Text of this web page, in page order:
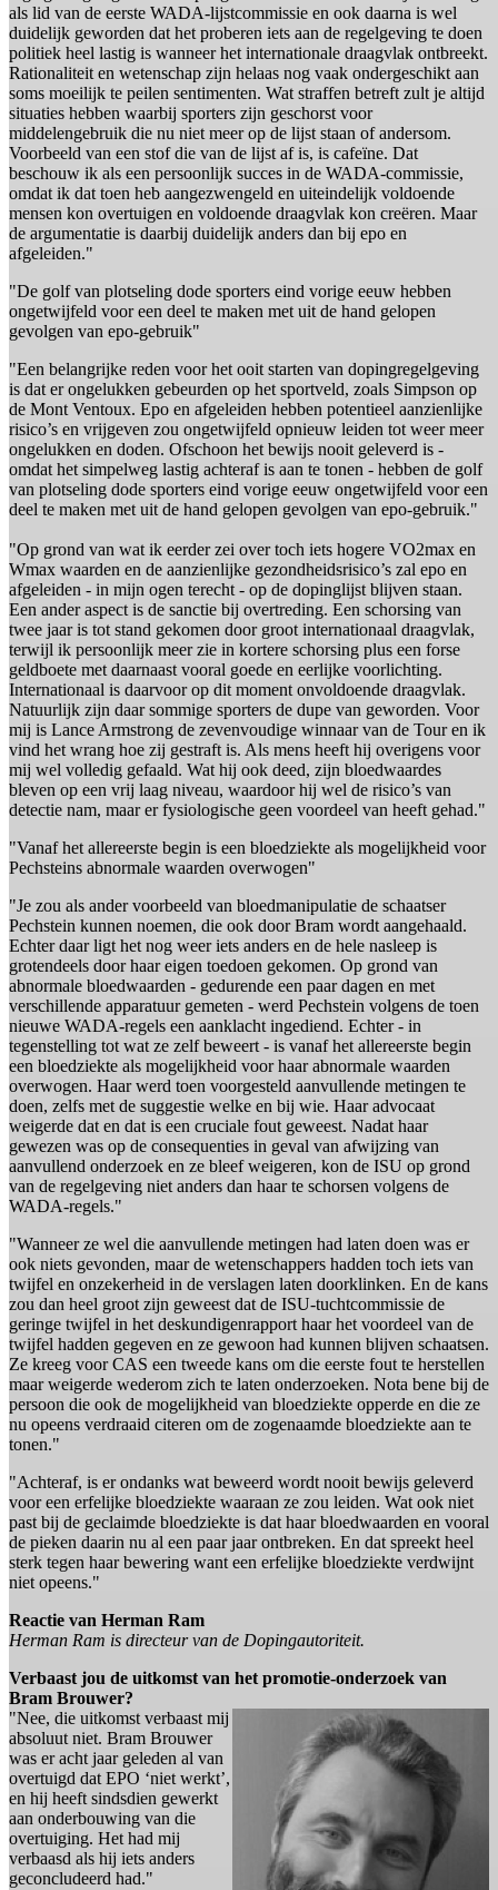
als lid van de eerste WADA-lijstcommissie en ook daarna is wel
duidelijk geworden dat het proberen iets aan de regelgeving te doen
politiek heel lastig is wanneer het internationale draagvlak ontbreekt.
Rationaliteit en wetenschap zijn helaas nog vaak ondergeschikt aan
soms moeilijk te peilen sentimenten. Wat straffen betreft zult je altijd
situaties hebben waarbij sporters zijn geschorst voor
middelengebruik die nu niet meer op de lijst staan of andersom.
Voorbeeld van een stof die van de lijst af is, is cafeïne. Dat
beschouw ik als een persoonlijk succes in de WADA-commissie,
omdat ik dat toen heb aangezwengeld en uiteindelijk voldoende
mensen kon overtuigen en voldoende draagvlak kon creëren. Maar
de argumentatie is daarbij duidelijk anders dan bij epo en
afgeleiden."
"De golf van plotseling dode sporters eind vorige eeuw hebben
ongetwijfeld voor een deel te maken met uit de hand gelopen
gevolgen van epo-gebruik"
"Een belangrijke reden voor het ooit starten van dopingregelgeving
is dat er ongelukken gebeurden op het sportveld, zoals Simpson op
de Mont Ventoux. Epo en afgeleiden hebben potentieel aanzienlijke
risico’s en vrijgeven zou ongetwijfeld opnieuw leiden tot weer meer
ongelukken en doden. Ofschoon het bewijs nooit geleverd is -
omdat het simpelweg lastig achteraf is aan te tonen - hebben de golf
van plotseling dode sporters eind vorige eeuw ongetwijfeld voor een
deel te maken met uit de hand gelopen gevolgen van epo-gebruik."
"Op grond van wat ik eerder zei over toch iets hogere VO2max en
Wmax waarden en de aanzienlijke gezondheidsrisico’s zal epo en
afgeleiden - in mijn ogen terecht - op de dopinglijst blijven staan.
Een ander aspect is de sanctie bij overtreding. Een schorsing van
twee jaar is tot stand gekomen door groot internationaal draagvlak,
terwijl ik persoonlijk meer zie in kortere schorsing plus een forse
geldboete met daarnaast vooral goede en eerlijke voorlichting.
Internationaal is daarvoor op dit moment onvoldoende draagvlak.
Natuurlijk zijn daar sommige sporters de dupe van geworden. Voor
mij is Lance Armstrong de zevenvoudige winnaar van de Tour en ik
vind het wrang hoe zij gestraft is. Als mens heeft hij overigens voor
mij wel volledig gefaald. Wat hij ook deed, zijn bloedwaardes
bleven op een vrij laag niveau, waardoor hij wel de risico’s van
detectie nam, maar er fysiologische geen voordeel van heeft gehad."
"Vanaf het allereerste begin is een bloedziekte als mogelijkheid voor
Pechsteins abnormale waarden overwogen"
"Je zou als ander voorbeeld van bloedmanipulatie de schaatser
Pechstein kunnen noemen, die ook door Bram wordt aangehaald.
Echter daar ligt het nog weer iets anders en de hele nasleep is
grotendeels door haar eigen toedoen gekomen. Op grond van
abnormale bloedwaarden - gedurende een paar dagen en met
verschillende apparatuur gemeten - werd Pechstein volgens de toen
nieuwe WADA-regels een aanklacht ingediend. Echter - in
tegenstelling tot wat ze zelf beweert - is vanaf het allereerste begin
een bloedziekte als mogelijkheid voor haar abnormale waarden
overwogen. Haar werd toen voorgesteld aanvullende metingen te
doen, zelfs met de suggestie welke en bij wie. Haar advocaat
weigerde dat en dat is een cruciale fout geweest. Nadat haar
gewezen was op de consequenties in geval van afwijzing van
aanvullend onderzoek en ze bleef weigeren, kon de ISU op grond
van de regelgeving niet anders dan haar te schorsen volgens de
WADA-regels."
"Wanneer ze wel die aanvullende metingen had laten doen was er
ook niets gevonden, maar de wetenschappers hadden toch iets van
twijfel en onzekerheid in de verslagen laten doorklinken. En de kans
zou dan heel groot zijn geweest dat de ISU-tuchtcommissie de
geringe twijfel in het deskundigenrapport haar het voordeel van de
twijfel hadden gegeven en ze gewoon had kunnen blijven schaatsen.
Ze kreeg voor CAS een tweede kans om die eerste fout te herstellen
maar weigerde wederom zich te laten onderzoeken. Nota bene bij de
persoon die ook de mogelijkheid van bloedziekte opperde en die ze
nu opeens verdraaid citeren om de zogenaamde bloedziekte aan te
tonen."
"Achteraf, is er ondanks wat beweerd wordt nooit bewijs geleverd
voor een erfelijke bloedziekte waaraan ze zou leiden. Wat ook niet
past bij de geclaimde bloedziekte is dat haar bloedwaarden en vooral
de pieken daarin nu al een paar jaar ontbreken. En dat spreekt heel
sterk tegen haar bewering want een erfelijke bloedziekte verdwijnt
niet opeens."
Reactie van Herman Ram
Herman Ram is directeur van de Dopingautoriteit.
Verbaast jou de uitkomst van het promotie-onderzoek van
Bram Brouwer?
"Nee, die uitkomst verbaast mij
absoluut niet. Bram Brouwer
was er acht jaar geleden al van
overtuigd dat EPO ‘niet werkt’,
en hij heeft sindsdien gewerkt
aan onderbouwing van die
overtuiging. Het had mij
verbaasd als hij iets anders
geconcludeerd had."